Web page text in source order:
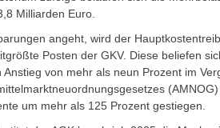
Milliarden Euro.
angeht, wird der
Posten der GKV. Diese beliefen
von mehr als neun Prozent im
um mehr als 125 Prozent gestiegen.